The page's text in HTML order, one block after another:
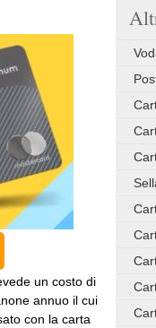
un costo di
annuo il cui
con la carta